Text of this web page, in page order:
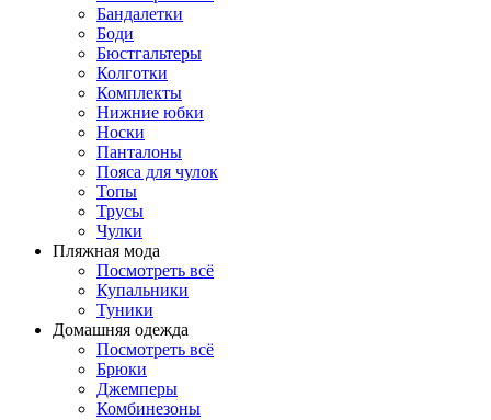
Бандалетки
Боди
Бюстгальтеры
Колготки
Комплекты
Нижние юбки
Носки
Панталоны
Поясa для чулок
Топы
Трусы
Чулки
Пляжная мода
Посмотреть всё
Купальники
Туники
Домашняя одежда
Посмотреть всё
Брюки
Джемперы
Комбинезоны